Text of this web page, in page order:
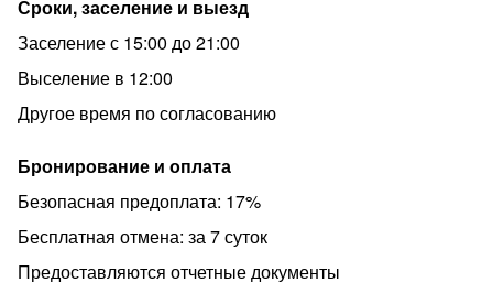
⭐В непосредственной близости музеи, кинотеатры,
исторические и памятные места.
⭐Окна апартаментов выходят в тихий уютный
❗Гостям с животными, а так же под вечеринки и
мероприятия не сдаётся.
Останавливаясь в наших апартаментах вы всегда
можете рассчитывать на чистоту, уют, тёплый приём и
своевременное решение любых возникающих
вопросов. Проведите время в Петербурге с
Сроки, заселение и выезд
Заселение с 15:00 до 21:00
Выселение в 12:00
Другое время по согласованию
Бронирование и оплата
Безопасная предоплата: 17%
Бесплатная отмена: за 7 суток
Предоставляются отчетные документы